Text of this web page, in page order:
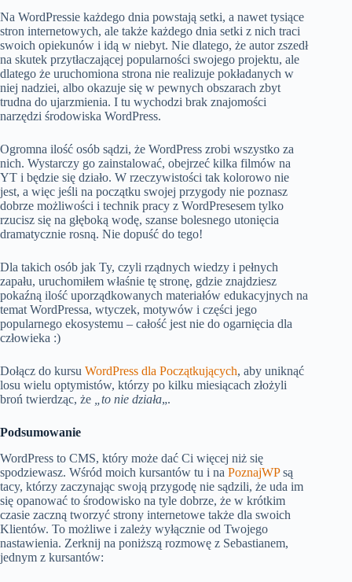
Na WordPressie każdego dnia powstają setki, a nawet tysiące
stron internetowych, ale także każdego dnia setki z nich traci
swoich opiekunów i idą w niebyt. Nie dlatego, że autor zszedł
na skutek przytłaczającej popularności swojego projektu, ale
dlatego że uruchomiona strona nie realizuje pokładanych w
niej nadziei, albo okazuje się w pewnych obszarach zbyt
trudna do ujarzmienia. I tu wychodzi brak znajomości
narzędzi środowiska WordPress.
Ogromna ilość osób sądzi, że WordPress zrobi wszystko za
nich. Wystarczy go zainstalować, obejrzeć kilka filmów na
YT i będzie się działo. W rzeczywistości tak kolorowo nie
jest, a więc jeśli na początku swojej przygody nie poznasz
dobrze możliwości i technik pracy z WordPresesem tylko
rzucisz się na głęboką wodę, szanse bolesnego utonięcia
dramatycznie rosną. Nie dopuść do tego!
Dla takich osób jak Ty, czyli rządnych wiedzy i pełnych
zapału, uruchomiłem właśnie tę stronę, gdzie znajdziesz
pokaźną ilość uporządkowanych materiałów edukacyjnych na
temat WordPressa, wtyczek, motywów i części jego
popularnego ekosystemu – całość jest nie do ogarnięcia dla
człowieka :)
Dołącz do kursu WordPress dla Początkujących, aby uniknąć
losu wielu optymistów, którzy po kilku miesiącach złożyli
broń twierdząc, że
„to nie działa„.
Podsumowanie
WordPress to CMS, który może dać Ci więcej niż się
spodziewasz. Wśród moich kursantów tu i na PoznajWPsą
tacy, którzy zaczynając swoją przygodę nie sądzili, że uda im
się opanować to środowisko na tyle dobrze, że w krótkim
czasie zaczną tworzyć strony internetowe także dla swoich
Klientów. To możliwe i zależy wyłącznie od Twojego
nastawienia. Zerknij na poniższą rozmowę z Sebastianem,
jednym z kursantów: